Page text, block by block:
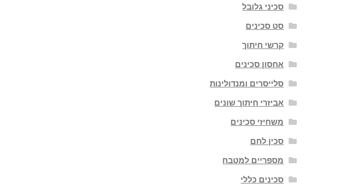
סכיני גלובל
סט סכינים
קרשי חיתוך
אחסון סכינים
סלייסרים ומנדולינות
אביזרי חיתוך שונים
משחיזי סכינים
סכין לחם
מספריים למטבח
סכינים כללי